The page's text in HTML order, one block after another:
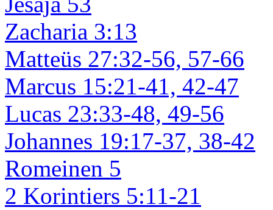
Zacharia 3:13
Matteüs 27:32-56, 57-66
Marcus 15:21-41, 42-47
Lucas 23:33-48, 49-56
Johannes 19:17-37, 38-42
Romeinen 5
2 Korintiers 5:11-21